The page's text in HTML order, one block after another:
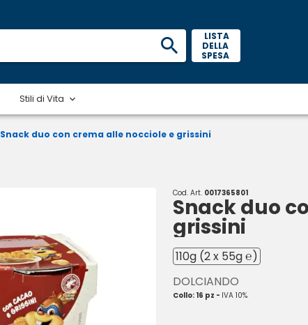
LISTA
DELLA
SPESA
Stili di Vita
Snack duo con crema alle nocciole e grissini
Cod. Art. 0017365801
Snack duo
grissini
110g (2 x 55g ℮)
DOLCIANDO
Collo: 16 pz - IVA 10%